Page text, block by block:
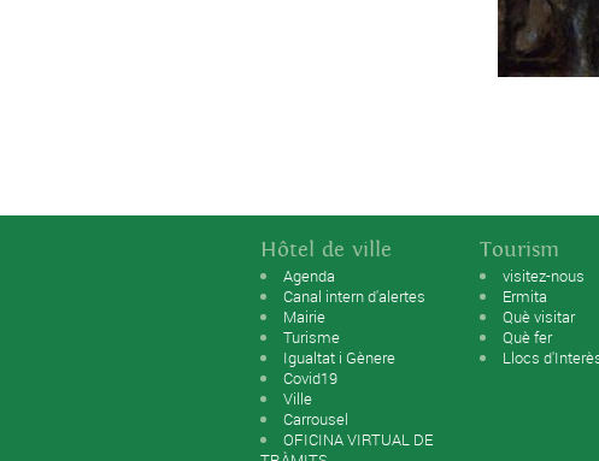
Hôtel de ville
Agenda
Canal intern d'alertes
Mairie
Turisme
Igualtat i Gènere
Covid19
Ville
Carrousel
OFICINA VIRTUAL DE
Tourism
visitez-nous
Ermita
Què visitar
Què fer
Llocs